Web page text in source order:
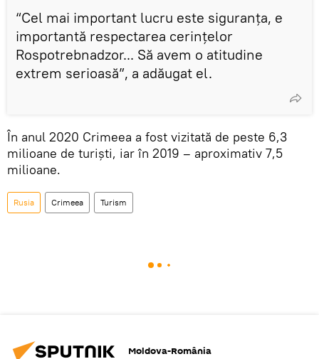
“Cel mai important lucru este siguranța, e
importantă respectarea cerințelor
Rospotrebnadzor... Să avem o atitudine
extrem serioasă”, a adăugat el.
În anul 2020 Crimeea a fost vizitată de peste 6,3
milioane de turiști, iar în 2019 – aproximativ 7,5
milioane.
Rusia Crimeea Turism
Moldova-România